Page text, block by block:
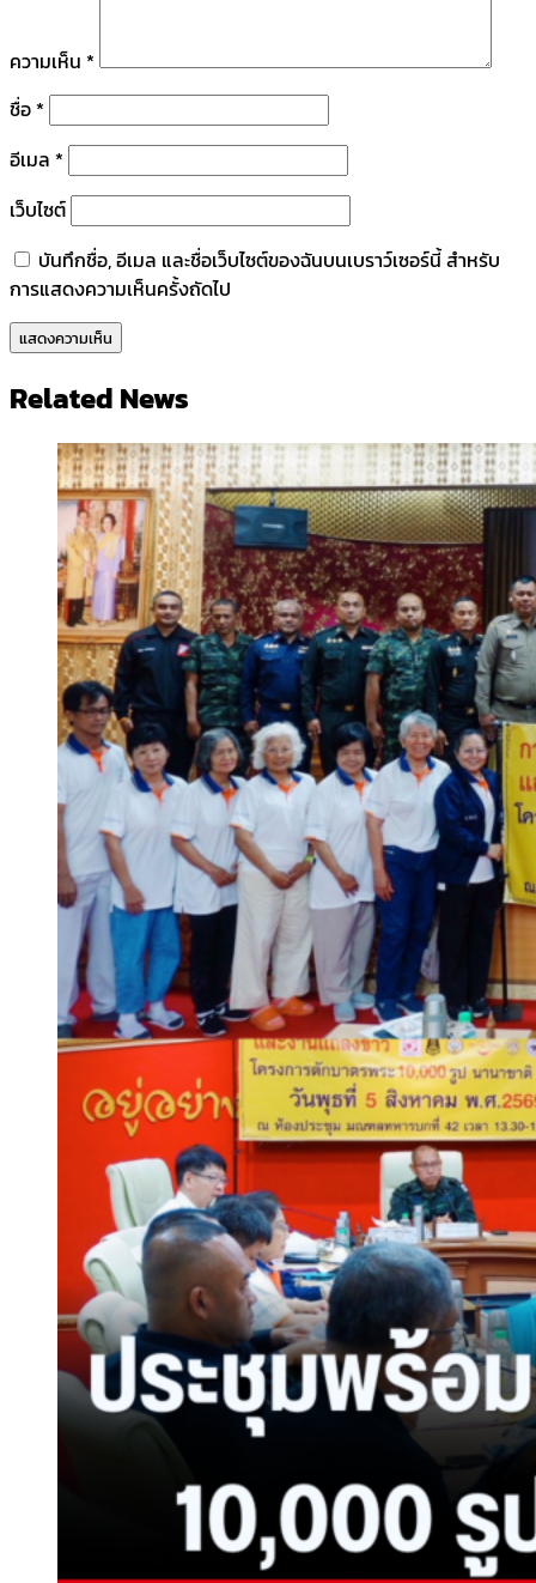
ความเห็น *
ชื่อ *
อีเมล *
เว็บไซต์
บันทึกชื่อ, อีเมล และชื่อเว็บไซต์ของฉันบนเบราว์เซอร์นี้ สำหรับ
การแสดงความเห็นครั้งถัดไป
Related News